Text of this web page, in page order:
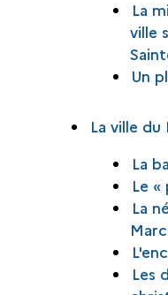
La
ville
Un
La ville du
La
Le «
La
Les